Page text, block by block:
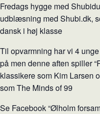
Fredags hygge med
udblæsning med Shubi.dk,
dansk i høj klasse
Til opvarmning har vi 4
på men denne aften spiller
klassikere som Kim Larsen
som The Minds of 99
Se Facebook “Ølholm